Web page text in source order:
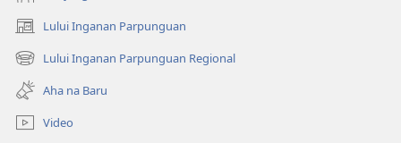
Lului Inganan Parpunguan
(opens
new
window)
Lului Inganan Parpunguan Regional
(opens
new
window)
Aha na Baru
Video